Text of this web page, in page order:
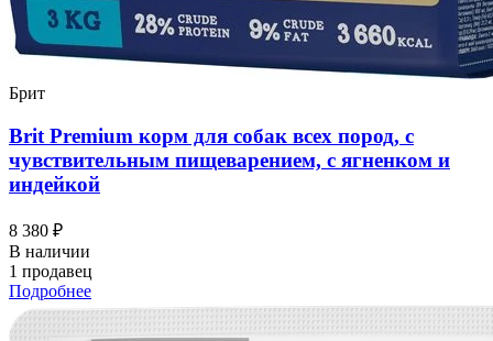
Брит
Brit Premium корм для собак всех пород, с
чувствительным пищеварением, с ягненком и
индейкой
8 380 ₽
В наличии
1 продавец
Подробнее